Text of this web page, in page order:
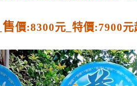
售價:8300元_ 特價:7900元